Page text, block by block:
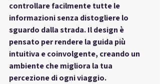
controllare facilmente tutte le
informazioni senza distogliere lo
sguardo dalla strada. Il design è
pensato per rendere la guida più
intuitiva e coinvolgente, creando un
ambiente che migliora la tua
percezione di ogni viaggio.